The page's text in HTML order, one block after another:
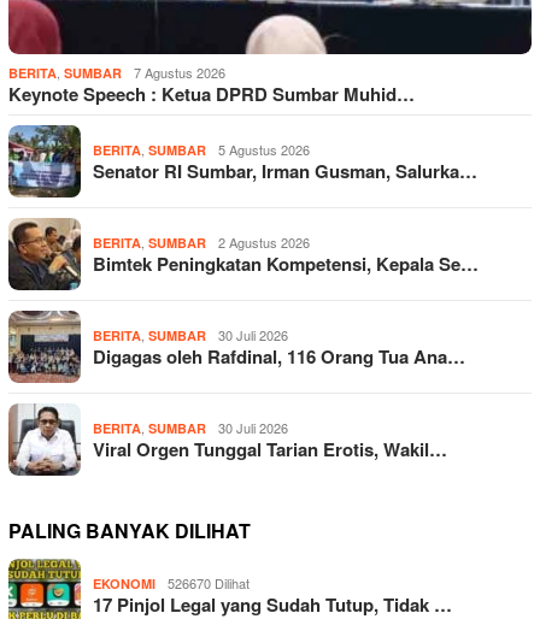
BERITA SUMBAR 7 Agustus 2026
Keynote Speech : Ketua DPRD Sumbar Muhid…
BERITA SUMBAR 5 Agustus 2026
Senator RI Sumbar, Irman Gusman, Salurka…
BERITA SUMBAR 2 Agustus 2026
Bimtek Peningkatan Kompetensi, Kepala Se…
BERITA SUMBAR 30 Juli 2026
Digagas oleh Rafdinal, 116 Orang Tua Ana…
BERITA SUMBAR 30 Juli 2026
Viral Orgen Tunggal Tarian Erotis, Wakil…
PALING BANYAK DILIHAT
EKONOMI 526670 Dilihat
17 Pinjol Legal yang Sudah Tutup, Tidak …